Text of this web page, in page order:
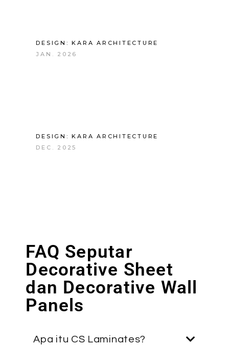
DESIGN: KARA ARCHITECTURE
JAN. 2026
DESIGN: KARA ARCHITECTURE
DEC. 2025
FAQ Seputar
Decorative Sheet
dan Decorative Wall
Panels
Apa itu CS Laminates?